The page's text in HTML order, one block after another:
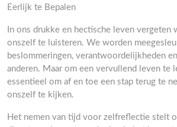
Eerlijk te Bepalen
In ons drukke en hectische leven vergeten
onszelf te luisteren. We worden
beslommeringen, verantwoordelijkheden
anderen. Maar om een vervullend leven te
essentieel om af en toe een stap terug te
onszelf te kijken.
Het nemen van tijd voor zelfreflectie stelt